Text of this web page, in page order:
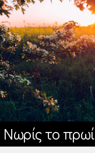
Νωρίς το πρωί